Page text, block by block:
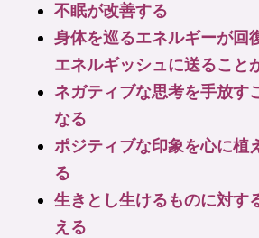
不眠が改善する
身体を巡るエネルギーが回
エネルギッシュに送ること
ネガティブな思考を手放す
なる
ポジティブな印象を心に植
る
生きとし生けるものに対す
える